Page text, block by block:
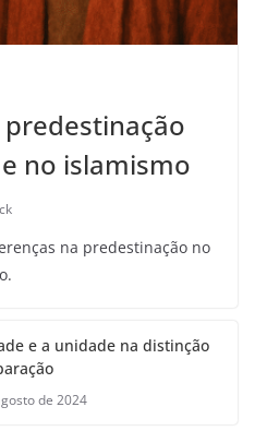
no islamismo
na predestinação no
e a unidade na distinção
de 2024